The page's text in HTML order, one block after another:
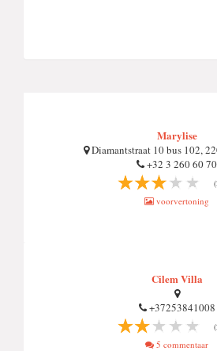
Marylise
Diamantstraat 10 bus 102,
+32 3 260 60 70
voorvertoning
Cilem Villa
+37253841008
5 commentaar